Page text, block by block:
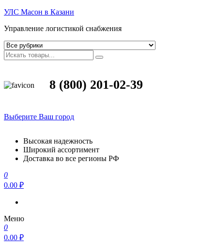
УЛС Масон в Казани
Управление логистикой снабжения
8 (800) 201-02-39
Выберите Ваш город
Высокая надежность
Широкий ассортимент
Доставка во все регионы РФ
0
0.00 ₽
Меню
0
0.00 ₽